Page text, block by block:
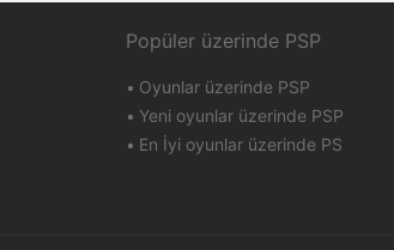
Popüler üzerinde PSP
Oyunlar üzerinde PSP
Yeni oyunlar üzerinde PSP
En İyi oyunlar üzerinde PS